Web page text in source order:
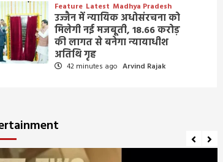
Feature Latest Madhya Pradesh
उज्जैन में न्यायिक अधोसंरचना को
मिलेगी नई मजबूती, 18.66 करोड़
की लागत से बनेगा न्यायाधीश
अतिथि गृह
42 minutes ago Arvind Rajak